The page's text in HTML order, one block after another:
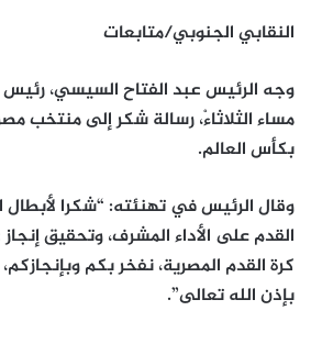
النقابي الجنوبي/متابعات
وجه الرئيس عبد الفتاح السيسي، رئيس
مساء الثلاثاءْ، رسالة شكر إلى منتخب
بكأس العالم.
وقال الرئيس في تهنئته: “شكرا لأبطال
القدم على الأداء المشرف، وتحقيق
كرة القدم المصرية، نفخر بكم
بإذن الله تعالى”.